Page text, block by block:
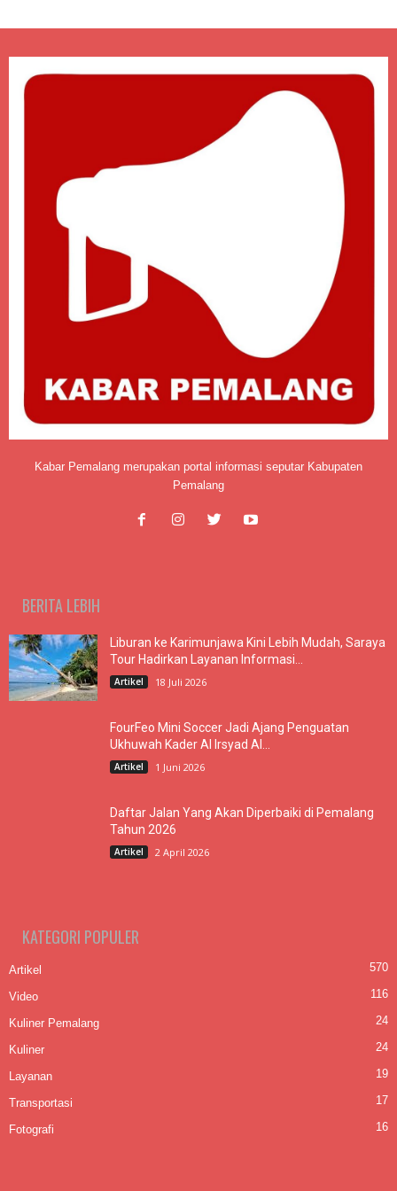
Kabar Pemalang merupakan portal informasi seputar Kabupaten
Pemalang
BERITA LEBIH
Liburan ke Karimunjawa Kini Lebih Mudah, Saraya
Tour Hadirkan Layanan Informasi...
Artikel 18 Juli 2026
FourFeo Mini Soccer Jadi Ajang Penguatan
Ukhuwah Kader Al Irsyad Al...
Artikel 1 Juni 2026
Daftar Jalan Yang Akan Diperbaiki di Pemalang
Tahun 2026
Artikel 2 April 2026
KATEGORI POPULER
Artikel 570
Video 116
Kuliner Pemalang 24
Kuliner 24
Layanan 19
Transportasi 17
Fotografi 16